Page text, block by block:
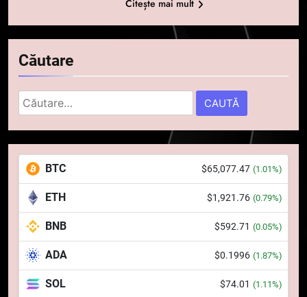
Citește mai mult
Căutare
Caută
după:
BTC $65,077.47 (1.01%)
ETH $1,921.76 (0.79%)
BNB $592.71 (0.05%)
ADA $0.1996 (1.87%)
SOL $74.01 (1.11%)
Squid a strâns 6 milioane de
dolari cu sprijinul Ripple, apoi a
pierdut jumătate din aceștia
într-un atac cibernetic în mai
6
Banii digitali și arhitectura
încrederii: O nouă viziune asupra
banilor în era digitală